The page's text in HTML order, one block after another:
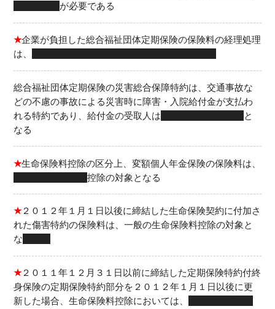
が必要である
★企業が負担した総合福祉団体定期保険の保険料の経理処理
は、
総合福祉団体定期保険の災害総合保障特約は、交通事故な
どの不慮の事故による災害時に障害・入院給付金が支払わ
れる特約であり、給付金の受取人は
と
なる
★生命保険料控除の区分上、変額個人年金保険の保険料は、
控除の対象となる
★２０１２年１月１日以後に締結した生命保険契約に付加さ
れた傷害特約の保険料は、一般の生命保険料控除の対象と
な
★２０１１年１２月３１日以前に締結した定期保険特約付終
身保険の定期保険特約部分を２０１２年１月１日以後に更
新した場合、生命保険料控除においては、